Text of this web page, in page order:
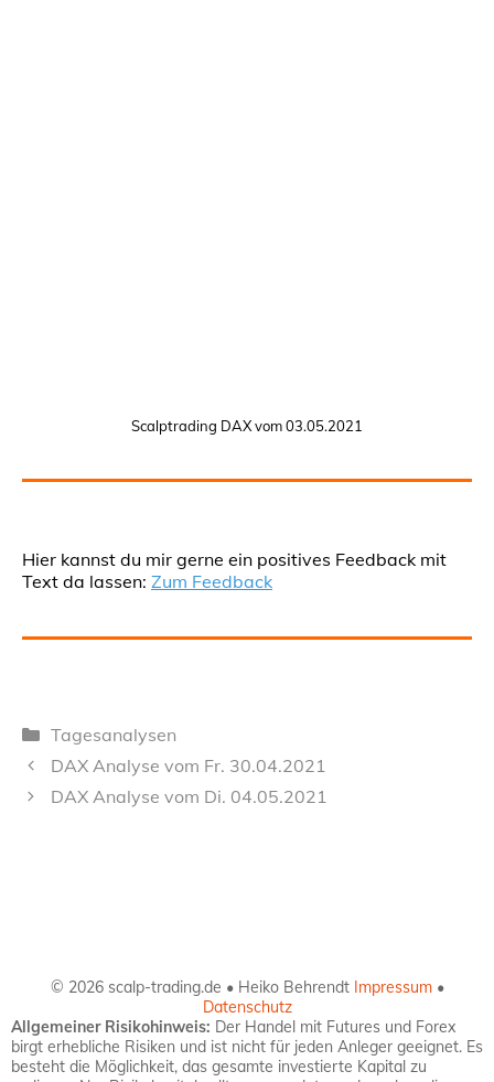
Scalptrading DAX vom 03.05.2021
Hier kannst du mir gerne ein positives Feedback mit
Text da lassen: Zum Feedback
Kategorien
Tagesanalysen
DAX Analyse vom Fr. 30.04.2021
DAX Analyse vom Di. 04.05.2021
© 2026 scalp-trading.de • Heiko Behrendt Impressum•
Datenschutz
Allgemeiner Risikohinweis: Der Handel mit Futures und Forex
birgt erhebliche Risiken und ist nicht für jeden Anleger geeignet. Es
besteht die Möglichkeit, das gesamte investierte Kapital zu